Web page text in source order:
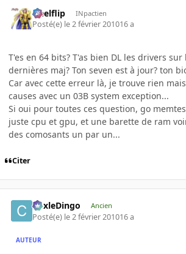
Heelflip INpactien
Posté(e) le 2 février 201016 a
T'es en 64 bits? T'as bien DL les drivers sur
dernières maj? Ton seven est à jour? ton
Car avec cette erreur là, je trouve rien
causes avec un 03B system exception...
Si oui pour toutes ces question, go
juste cpu et gpu, et une barette de ram
des comosants un par un...
Citer
CoxleDingo Ancien
Posté(e) le 2 février 201016 a
AUTEUR